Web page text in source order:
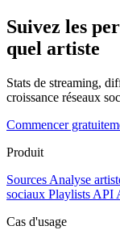
Suivez les
quel artiste
Stats de streaming,
croissance réseaux
Commencer
Produit
Sources Analyse
sociaux Playlists API
Cas d'usage